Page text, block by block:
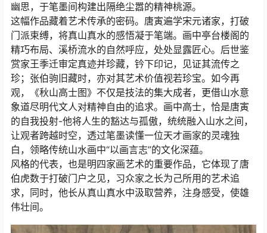
幽思，于笔墨间构建出隔绝尘嚣的精神桃源。
这幅作品藏着艺术传承的密码。唐寅遍学宋元诸家，打破
门派束缚，将真山真水的感悟凝于笔端。画中亭台楼阁的
精巧布局、溪桥流水的自然呼应，处处显露匠心。后世鉴
赏家王季迁审定真迹并珍藏，钤下印记，见证其流传之
珍；张伯驹旧藏时，亦对其艺术价值视若珍宝。如今再
观，《秋山高士图》不仅是技法的集大成者，更借山水意
象道尽明代文人对精神自由的追求。画中高士，恰是唐寅
的自我投射-他将人生的豁达与孤傲，统统融入山水之间，
让观者跨越时空，透过笔墨读懂一位天才画家的灵魂独
白，领略传统山水画中“以画言志”的文化深蕴。
风格的代表，也是明四家画艺术的重要作品，它体现了唐
伯虎数于打破门户之见，习众家之长为己所用的艺术追
求，同时，他长从真山真水中汲取营养，注身感受，使雄
伟壮间。